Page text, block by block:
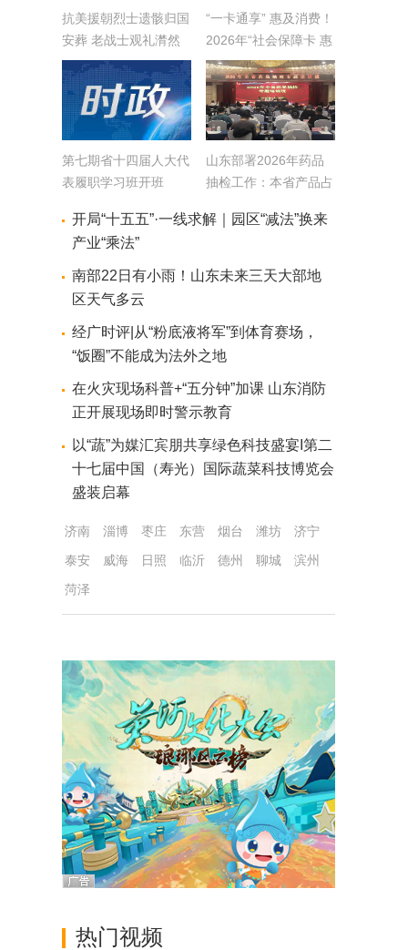
抗美援朝烈士遗骸归国
安葬 老战士观礼潸然
落泪
“一卡通享” 惠及消费！
2026年“社会保障卡 惠
享山东行”活动正式启
动
第七期省十四届人大代
表履职学习班开班
山东部署2026年药品
抽检工作：本省产品占
1600批次抽样
开局“十五五”·一线求解｜园区“减法”换来
产业“乘法”
南部22日有小雨！山东未来三天大部地
区天气多云
经广时评|从“粉底液将军”到体育赛场，
“饭圈”不能成为法外之地
在火灾现场科普+“五分钟”加课 山东消防
正开展现场即时警示教育
以“蔬”为媒汇宾朋共享绿色科技盛宴I第二
十七届中国（寿光）国际蔬菜科技博览会
盛装启幕
济南 淄博 枣庄 东营 烟台 潍坊
济宁
泰安
威海 日照 临沂 德州 聊城
滨州
菏泽
热门视频